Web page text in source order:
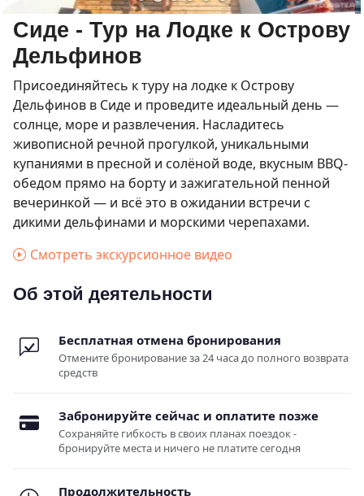
Сиде - Тур на Лодке к Острову
Дельфинов
Присоединяйтесь к туру на лодке к Острову
Дельфинов в Сиде и проведите идеальный день —
солнце, море и развлечения. Насладитесь
живописной речной прогулкой, уникальными
купаниями в пресной и солёной воде, вкусным BBQ-
обедом прямо на борту и зажигательной пенной
вечеринкой — и всё это в ожидании встречи с
дикими дельфинами и морскими черепахами.
Смотреть экскурсионное видео
Об этой деятельности
Бесплатная отмена бронирования
Отмените бронирование за 24 часа до полного возврата
средств
Забронируйте сейчас и оплатите позже
Сохраняйте гибкость в своих планах поездок -
бронируйте места и ничего не платите сегодня
Продолжительность